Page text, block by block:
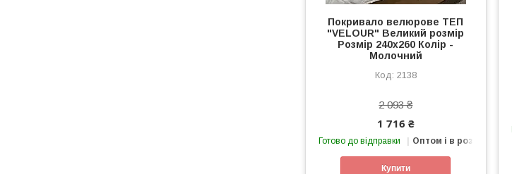
Покривало велюрове ТЕП
"VELOUR" Великий розмір
Розмір 240x260 Колір -
Молочний
2138
2 093 ₴
1 716 ₴
Готово до відправки Оптом і в роздріб
Купити